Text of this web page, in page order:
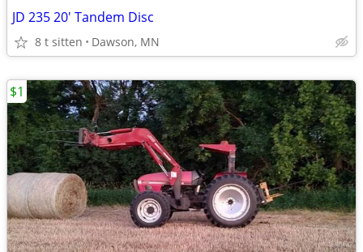
JD 235 20' Tandem Disc
8 t sitten Dawson, MN
$1